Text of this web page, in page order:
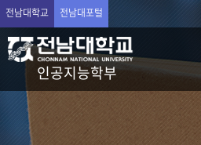
전남대학교 전남대포털
인공지능학부